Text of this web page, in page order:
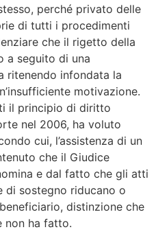
perché privato delle
di tutti i procedimenti
che il rigetto della
a seguito di una
ritenendo infondata la
motivazione.
il principio di diritto
nel 2006, ha voluto
cui, l’assistenza di un
che il Giudice
e dal fatto che gli atti
di sostegno riducano o
distinzione che
non ha fatto.